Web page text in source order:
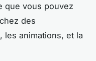
que vous pouvez
des
les animations, et la